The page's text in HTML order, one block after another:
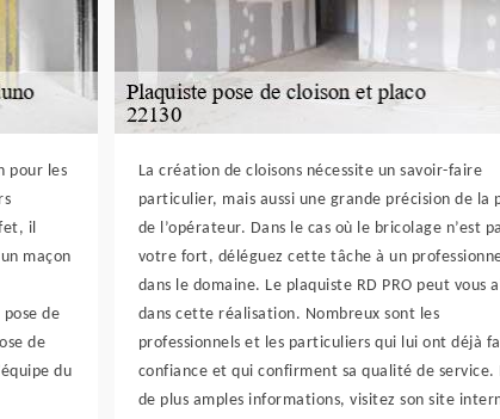
pour les
il
maçon
de
de
du
La création de cloisons nécessite un savoir-faire
particulier, mais aussi une grande précision de la
de l’opérateur. Dans le cas où le bricolage n’est
votre fort, déléguez cette tâche à un
dans le domaine. Le plaquiste RD PRO peut vous
dans cette réalisation. Nombreux sont les
professionnels et les particuliers qui lui ont déjà
confiance et qui confirment sa qualité de service.
de plus amples informations, visitez son site